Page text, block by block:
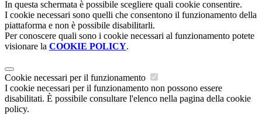
In questa schermata è possibile scegliere quali cookie consentire.
I cookie necessari sono quelli che consentono il funzionamento della
piattaforma e non è possibile disabilitarli.
Per conoscere quali sono i cookie necessari al funzionamento potete
visionare la COOKIE POLICY.
Cookie necessari per il funzionamento
I cookie necessari per il funzionamento non possono essere
disabilitati. È possibile consultare l'elenco nella pagina della cookie
policy.